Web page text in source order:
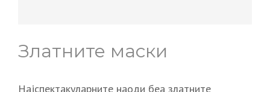
Златните маски
Најспектакуларните наоди беа златните